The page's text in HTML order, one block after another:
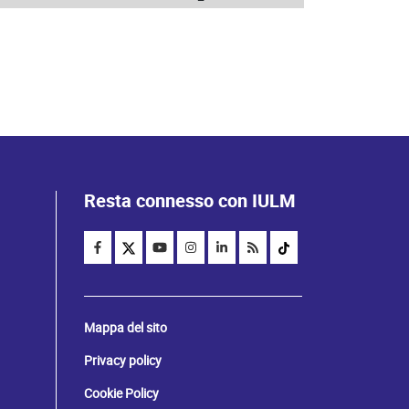
Resta connesso con IULM
Mappa del sito
Privacy policy
Cookie Policy